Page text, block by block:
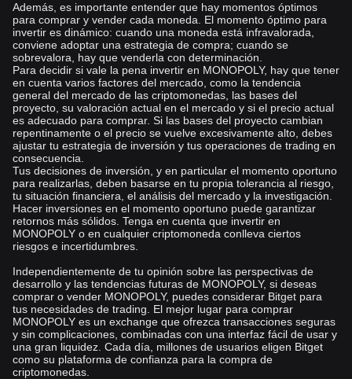
Además, es importante entender que hay momentos óptimos
para comprar y vender cada moneda. El momento óptimo para
invertir es dinámico: cuando una moneda está infravalorada,
conviene adoptar una estrategia de compra; cuando se
sobrevalora, hay que venderla con determinación.
Para decidir si vale la pena invertir en MONOPOLY, hay que tener
en cuenta varios factores del mercado, como la tendencia
general del mercado de las criptomonedas, las bases del
proyecto, su valoración actual en el mercado y si el precio actual
es adecuado para comprar. Si las bases del proyecto cambian
repentinamente o el precio se vuelve excesivamente alto, debes
ajustar tu estrategia de inversión y tus operaciones de trading en
consecuencia.
Tus decisiones de inversión, y en particular el momento oportuno
para realizarlas, deben basarse en tu propia tolerancia al riesgo,
tu situación financiera, el análisis del mercado y la investigación.
Hacer inversiones en el momento oportuno puede garantizar
retornos más sólidos. Tenga en cuenta que invertir en
MONOPOLY o en cualquier criptomoneda conlleva ciertos
riesgos e incertidumbres.
Independientemente de tu opinión sobre las perspectivas de
desarrollo y las tendencias futuras de MONOPOLY, si deseas
comprar o vender MONOPOLY, puedes considerar Bitget para
tus necesidades de trading. El mejor lugar para comprar
MONOPOLY es un exchange que ofrezca transacciones seguras
y sin complicaciones, combinadas con una interfaz fácil de usar y
una gran liquidez. Cada día, millones de usuarios eligen Bitget
como su plataforma de confianza para la compra de
criptomonedas.